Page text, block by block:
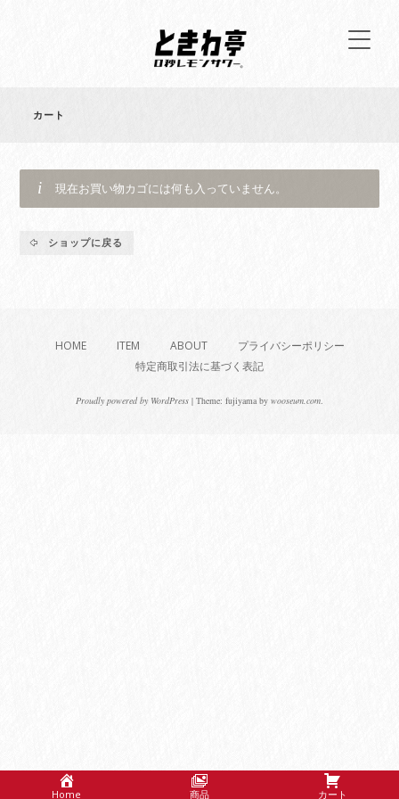
カート
現在お買い物カゴには何も入っていません。
ショップに戻る
HOME ITEM ABOUT
プライバシーポリシー
特定商取引法に基づく表記
Proudly powered by WordPress | Theme: fujiyama by wooseum.com
Home 商品 カート